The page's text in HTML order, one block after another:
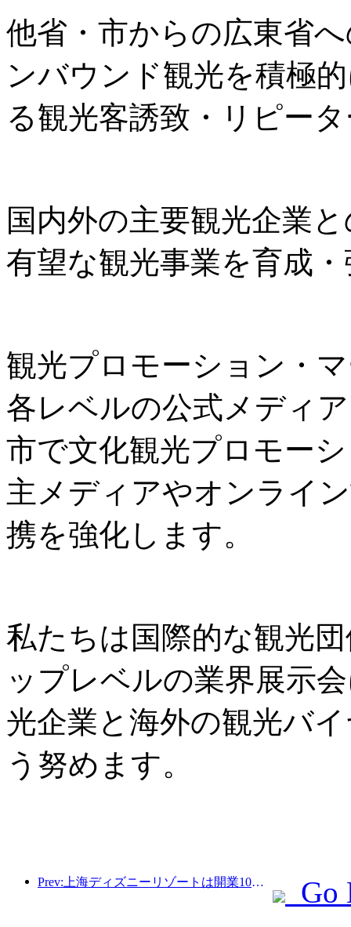
他省・市からの広東省
ンバウンド観光を積極
る観光客誘致・リピー
国内外の主要観光企業
有望な観光事業を育成
観光プロモーション・
各レベルの公式メディ
市で文化観光プロモー
主メディアやオンライ
携を強化します。
私たちは国際的な観光
ップレベルの業界展示
光企業と海外の観光バ
う努めます。
Prev:上海ディズニーリゾートは開業10周年を迎え、これまでに1億人以上の来場者数を記録した。
Go